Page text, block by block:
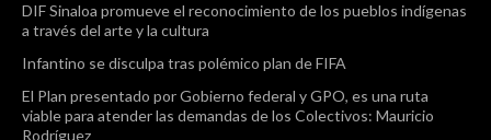
DIF Sinaloa promueve el reconocimiento de los pueblos indígenas
a través del arte y la cultura
Infantino se disculpa tras polémico plan de FIFA
El Plan presentado por Gobierno federal y GPO, es una ruta
viable para atender las demandas de los Colectivos: Mauricio
Rodríguez